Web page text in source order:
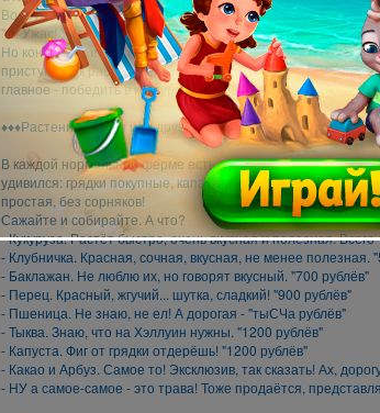
Вооружившись помадой и туфлями, Лиза отправилась на
"О! Ужас! Уберите меня отсюда!" - первые слова Лизы.
Но контракт... имеет свои силы. И вот, вооружившись
приступаем к работе, ведь нам нужно помогать Лизе,
главное - победить в конкурса "Фермер Года"!
♦♦♦Растения - враги или друзья?♦♦♦
В каждой нормальной ферме есть растения( в нашем случае
удивился: грядки покупные, капать их не надо - купи и
простая, без сорняков!
Сажайте и собирайте. А что?
- Кукуруза. Растёт быстро, очень вкусная и полезная.
- Клубничка. Красная, сочная, вкусная, не менее полезная.
- Баклажан. Не люблю их, но говорят вкусный. "700 рублёв"
- Перец. Красный, жгучий... шутка, сладкий! "900 рублёв"
- Пшеница. Не знаю, не ел! А дорогая - "тыСЧа рублёв"
- Тыква. Знаю, что на Хэллуин нужны. "1200 рублёв"
- Капуста. Фиг от грядки отдерёшь! "1200 рублёв"
- Какао и Арбуз. Самое то! Эксклюзив, так сказать! Ах,
- НУ а самое-самое - это трава! Тоже продаётся,